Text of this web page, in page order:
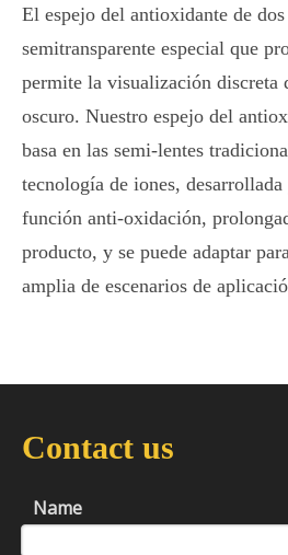
El espejo del antioxidante de
semitransparente especial que
permite la visualización discreta
oscuro. Nuestro espejo del
basa en las semi-lentes
tecnología de iones,
función anti-oxidación,
producto, y se puede adaptar
amplia de escenarios de
Contact us
Name